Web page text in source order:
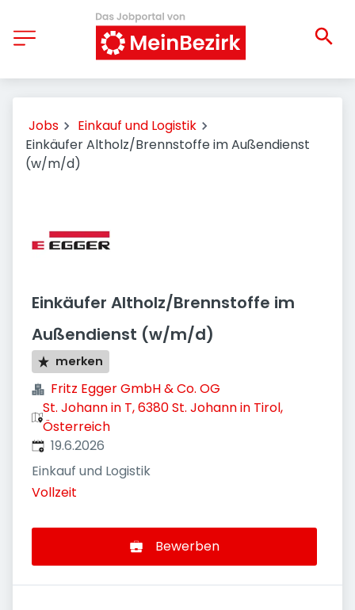
Jobs
Einkauf und Logistik
Einkäufer Altholz/Brennstoffe im Außendienst
(w/m/d)
Einkäufer Altholz/Brennstoffe im
Außendienst (w/m/d)
merken
Fritz Egger GmbH & Co. OG
St. Johann in T, 6380 St. Johann in Tirol,
Österreich
Veröffentlicht
19.6.2026
Einkauf und Logistik
Vollzeit
Bewerben